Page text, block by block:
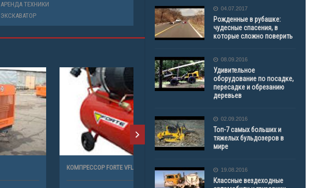
АРЕНДА ТЕХНИКИ
ЭКСКАВАТОР
КОМПРЕССОР FORTE VFL-50
04.07.2017
Рожденные в рубашке:
чудесные спасения, в
которые сложно поверить
08.09.2016
Удивительное
оборудование по посадке,
пересадке и обрезанию
деревьев
02.09.2016
Топ-7 самых больших и
тяжелых бульдозеров в
мире
19.08.2016
Классные вездеходные